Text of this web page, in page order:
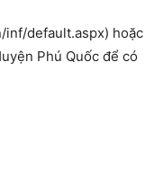
default.aspx) hoặc
Phú Quốc để có